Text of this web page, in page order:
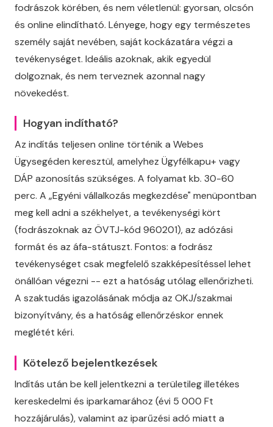
fodrászok körében, és nem véletlenül: gyorsan, olcsón
és online elindítható. Lényege, hogy egy természetes
személy saját nevében, saját kockázatára végzi a
tevékenységet. Ideális azoknak, akik egyedül
dolgoznak, és nem terveznek azonnal nagy
növekedést.
Hogyan indítható?
Az indítás teljesen online történik a Webes
Ügysegéden keresztül, amelyhez Ügyfélkapu+ vagy
DÁP azonosítás szükséges. A folyamat kb. 30-60
perc. A „Egyéni vállalkozás megkezdése" menüpontban
meg kell adni a székhelyet, a tevékenységi kört
(fodrászoknak az ÖVTJ-kód 960201), az adózási
formát és az áfa-státuszt. Fontos: a fodrász
tevékenységet csak megfelelő szakképesítéssel lehet
önállóan végezni -- ezt a hatóság utólag ellenőrizheti.
A szaktudás igazolásának módja az OKJ/szakmai
bizonyítvány, és a hatóság ellenőrzéskor ennek
meglétét kéri.
Kötelező bejelentkezések
Indítás után be kell jelentkezni a területileg illetékes
kereskedelmi és iparkamarához (évi 5 000 Ft
hozzájárulás), valamint az iparűzési adó miatt a